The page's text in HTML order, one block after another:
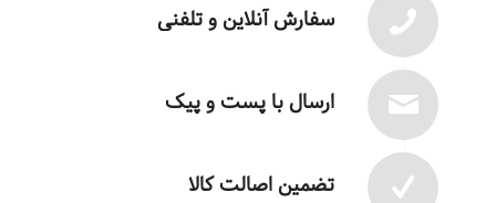
سفارش آنلاین و تلفنی
ارسال با پست و پیک
تضمین اصالت کالا